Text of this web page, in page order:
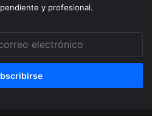
y profesional.